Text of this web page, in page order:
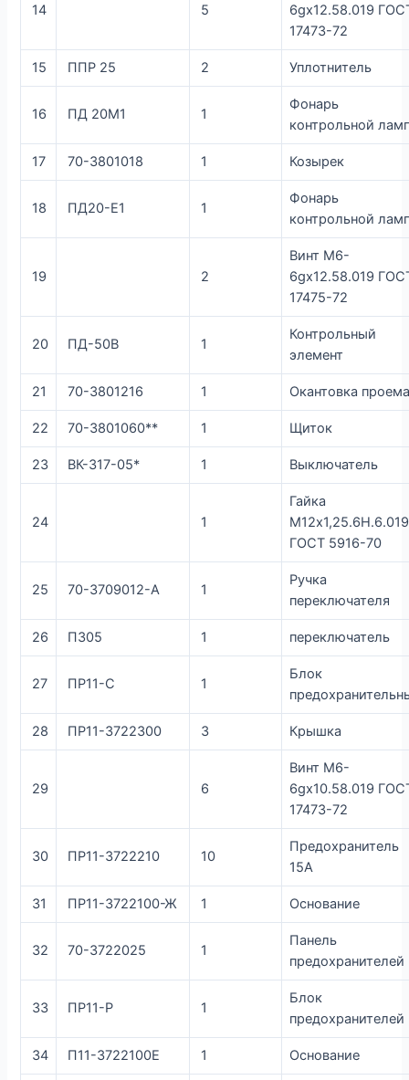
14 5
6gх12.58.019
17473-72
15 ППР 25 2 Уплотнитель
16 ПД 20М1 1
Фонарь
контрольной
17 70-3801018 1 Козырек
18 ПД20-Е1 1
Фонарь
контрольной
19 2
Винт М6-
6gх12.58.019
17475-72
20 ПД-50В 1
Контрольный
элемент
21 70-3801216 1 Окантовка
22 70-3801060** 1 Щиток
23 ВК-317-05* 1 Выключатель
24 1
Гайка
М12х1,25.6Н.6.019
ГОСТ 5916-70
25 70-3709012-А 1
Ручка
переключателя
26 П305 1 переключатель
27 ПР11-С 1
Блок
28 ПР11-3722300 3 Крышка
29 6
Винт М6-
6gх10.58.019
17473-72
30 ПР11-3722210 10
Предохранитель
15А
31 ПР11-3722100-Ж 1 Основание
32 70-3722025 1
Панель
предохранителей
33 ПР11-Р 1
Блок
предохранителей
34 П11-3722100Е 1 Основание